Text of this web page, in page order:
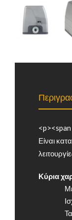
Είναι
Κύρια